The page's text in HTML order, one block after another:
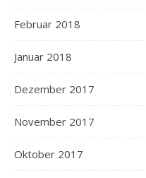
Februar 2018
Januar 2018
Dezember 2017
November 2017
Oktober 2017